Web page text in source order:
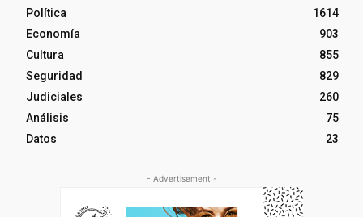
Política
1614
Economía
903
Cultura
855
Seguridad
829
Judiciales
260
Análisis
75
Datos
23
- Advertisement -